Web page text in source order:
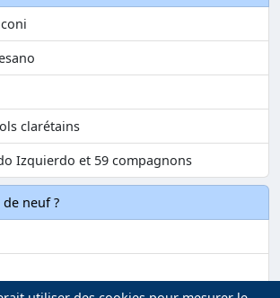
clarétains
Izquierdo et 59 compagnons
neuf ?